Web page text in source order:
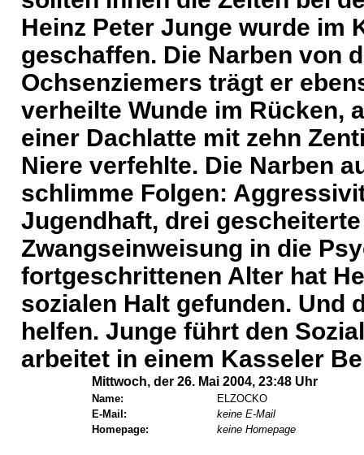
Heinz Peter Junge wurde im
geschaffen. Die Narben von
Ochsenziemers trägt er
verheilte Wunde im Rücken,
einer Dachlatte mit zehn
Niere verfehlte. Die Narben
schlimme Folgen:
Jugendhaft, drei
Zwangseinweisung in die
fortgeschrittenen Alter hat
sozialen Halt gefunden. Und
helfen. Junge führt den
arbeitet in einem Kasseler
Mittwoch, der 26. Mai 2004, 23:48 Uhr
Name:
ELZOCKO
E-Mail:
keine E-Mail
Homepage:
keine Homepage